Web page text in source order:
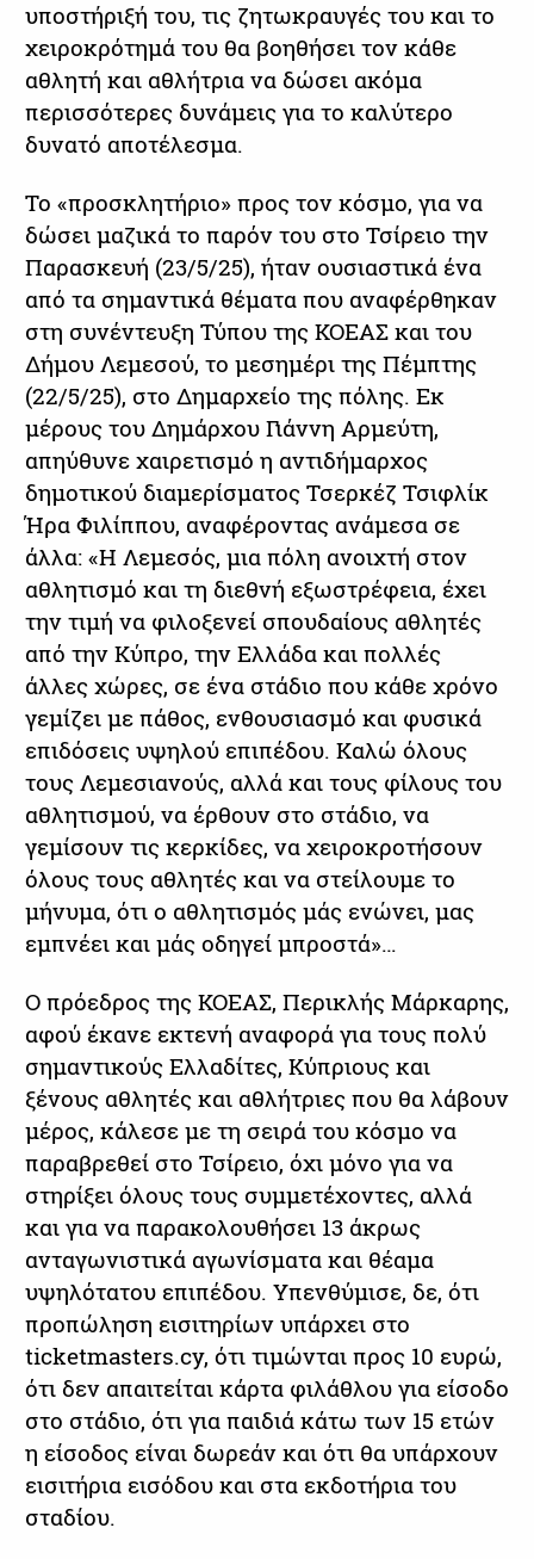
υποστήριξή του, τις ζητωκραυγές του και το
χειροκρότημά του θα βοηθήσει τον κάθε
αθλητή και αθλήτρια να δώσει ακόμα
περισσότερες δυνάμεις για το καλύτερο
δυνατό αποτέλεσμα.
Το «προσκλητήριο» προς τον κόσμο, για να
δώσει μαζικά το παρόν του στο Τσίρειο την
Παρασκευή (23/5/25), ήταν ουσιαστικά ένα
από τα σημαντικά θέματα που αναφέρθηκαν
στη συνέντευξη Τύπου της ΚΟΕΑΣ και του
Δήμου Λεμεσού, το μεσημέρι της Πέμπτης
(22/5/25), στο Δημαρχείο της πόλης. Εκ
μέρους του Δημάρχου Γιάννη Αρμεύτη,
απηύθυνε χαιρετισμό η αντιδήμαρχος
δημοτικού διαμερίσματος Τσερκέζ Τσιφλίκ
Ήρα Φιλίππου, αναφέροντας ανάμεσα σε
άλλα: «Η Λεμεσός, μια πόλη ανοιχτή στον
αθλητισμό και τη διεθνή εξωστρέφεια, έχει
την τιμή να φιλοξενεί σπουδαίους αθλητές
από την Κύπρο, την Ελλάδα και πολλές
άλλες χώρες, σε ένα στάδιο που κάθε χρόνο
γεμίζει με πάθος, ενθουσιασμό και φυσικά
επιδόσεις υψηλού επιπέδου. Καλώ όλους
τους Λεμεσιανούς, αλλά και τους φίλους του
αθλητισμού, να έρθουν στο στάδιο, να
γεμίσουν τις κερκίδες, να χειροκροτήσουν
όλους τους αθλητές και να στείλουμε το
μήνυμα, ότι ο αθλητισμός μάς ενώνει, μας
εμπνέει και μάς οδηγεί μπροστά»…
Ο πρόεδρος της ΚΟΕΑΣ, Περικλής Μάρκαρης,
αφού έκανε εκτενή αναφορά για τους πολύ
σημαντικούς Ελλαδίτες, Κύπριους και
ξένους αθλητές και αθλήτριες που θα λάβουν
μέρος, κάλεσε με τη σειρά του κόσμο να
παραβρεθεί στο Τσίρειο, όχι μόνο για να
στηρίξει όλους τους συμμετέχοντες, αλλά
και για να παρακολουθήσει 13 άκρως
ανταγωνιστικά αγωνίσματα και θέαμα
υψηλότατου επιπέδου. Υπενθύμισε, δε, ότι
προπώληση εισιτηρίων υπάρχει στο
ticketmasters.cy, ότι τιμώνται προς 10 ευρώ,
ότι δεν απαιτείται κάρτα φιλάθλου για είσοδο
στο στάδιο, ότι για παιδιά κάτω των 15 ετών
η είσοδος είναι δωρεάν και ότι θα υπάρχουν
εισιτήρια εισόδου και στα εκδοτήρια του
σταδίου.